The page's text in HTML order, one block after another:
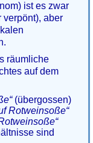
ist es zwar
verpönt), aber
räumliche
auf dem
(übergossen)
Rotweinsoße“
sind